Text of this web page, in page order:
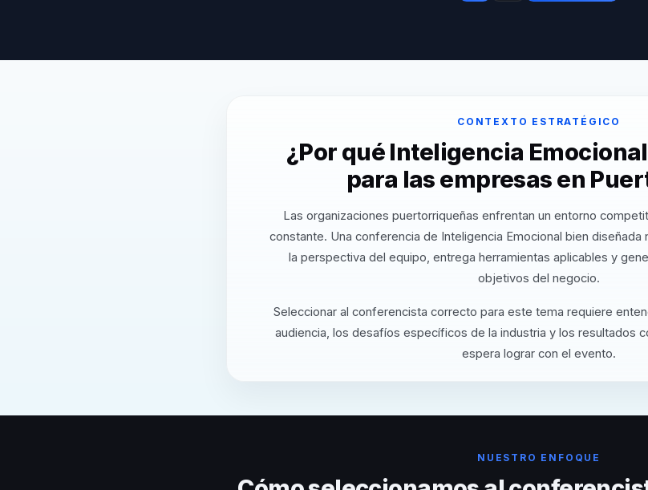
CONTEXTO ESTRATÉGICO
¿Por qué Inteligencia
para las empresas en
Las organizaciones puertorriqueñas enfrentan un entorno
constante. Una conferencia de Inteligencia Emocional bien
la perspectiva del equipo, entrega herramientas aplicables y
objetivos del negocio.
Seleccionar al conferencista correcto para este tema requiere
audiencia, los desafíos específicos de la industria y los resultados
espera lograr con el evento.
NUESTRO ENFOQUE